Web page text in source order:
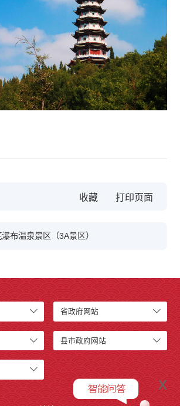
收藏
布温泉景区（3A景区）
省政府网站
县市政府网站
x